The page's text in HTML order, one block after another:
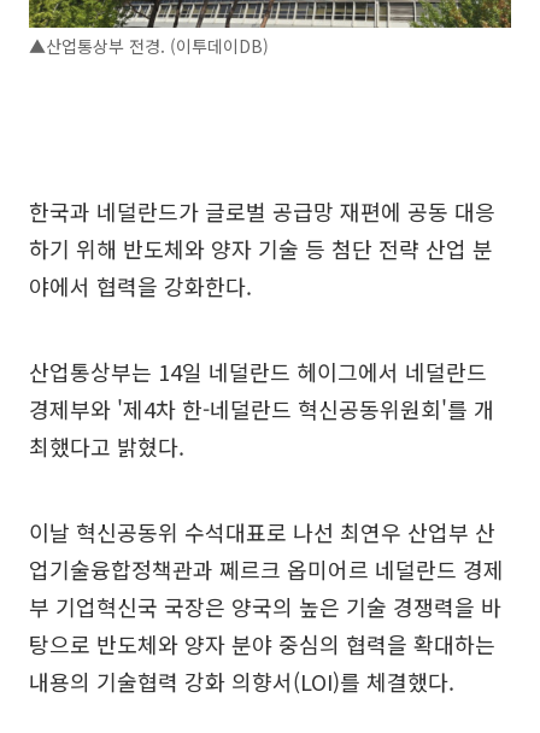
▲산업통상부 전경. (이투데이DB)
한국과 네덜란드가 글로벌 공급망 재편에 공동 대응
하기 위해 반도체와 양자 기술 등 첨단 전략 산업 분
야에서 협력을 강화한다.
산업통상부는 14일 네덜란드 헤이그에서 네덜란드
경제부와 '제4차 한-네덜란드 혁신공동위원회'를 개
최했다고 밝혔다.
이날 혁신공동위 수석대표로 나선 최연우 산업부 산
업기술융합정책관과 쩨르크 옵미어르 네덜란드 경제
부 기업혁신국 국장은 양국의 높은 기술 경쟁력을 바
탕으로 반도체와 양자 분야 중심의 협력을 확대하는
내용의 기술협력 강화 의향서(LOI)를 체결했다.